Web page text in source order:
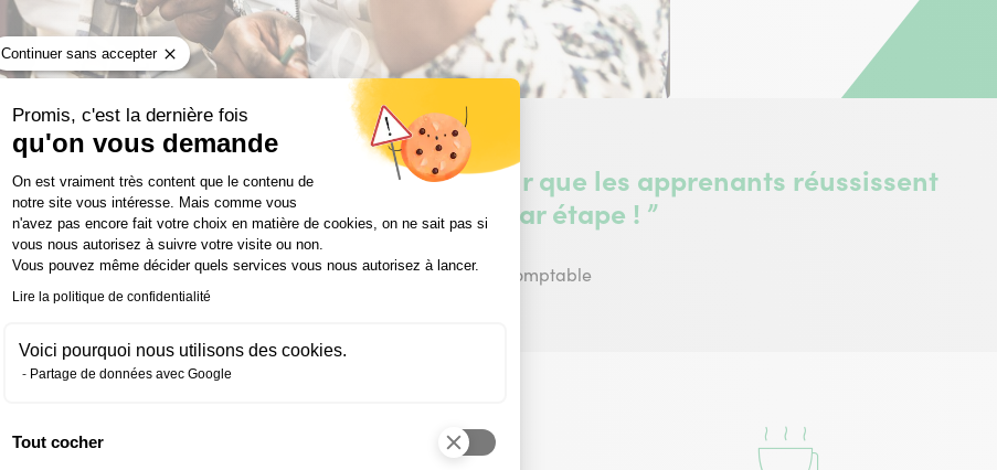
Continuer sans accepter
Promis, c'est la dernière fois
qu'on vous demande
Plateforme de Gestion du Consentement : Personnalisez vos Options
On est vraiment très content que le contenu de
notre site vous intéresse. Mais comme vous
n'avez pas encore fait votre choix en matière de cookies, on ne sait pas si
vous nous autorisez à suivre votre visite ou non.
Vous pouvez même décider quels services vous nous autorisez à lancer.
Lire la politique de confidentialité
Voici pourquoi nous utilisons des cookies.
Partage de données avec Google
Tout cocher
“ Tout est fait pour que les apprenants réussissent
leur pari, étape par étape ! ”
Annaëlle C. Formation Comptable